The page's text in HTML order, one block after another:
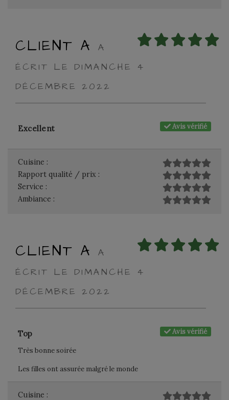
CLIENT A
A
ÉCRIT LE DIMANCHE 4
DÉCEMBRE 2022
Avis vérifié
Excellent
Cuisine :
Rapport qualité / prix :
Service :
Ambiance :
CLIENT A
A
ÉCRIT LE DIMANCHE 4
DÉCEMBRE 2022
Avis vérifié
Top
Très bonne soirée
Les filles ont assurée malgré le monde
Cuisine :